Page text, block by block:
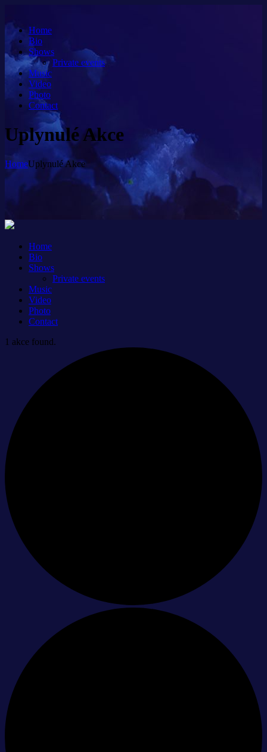
Home
Bio
Shows
Private events
Music
Video
Photo
Contact
Uplynulé Akce
HomeUplynulé Akce
Home
Bio
Shows
Private events
Music
Video
Photo
Contact
1 akce found.